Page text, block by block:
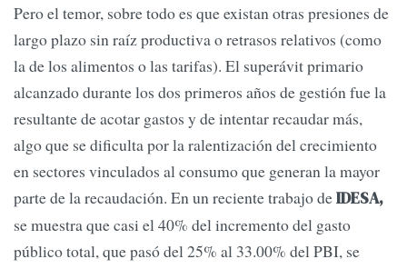
Pero el temor, sobre todo es que existan otras presiones de
largo plazo sin raíz productiva o retrasos relativos (como
la de los alimentos o las tarifas). El superávit primario
alcanzado durante los dos primeros años de gestión fue la
resultante de acotar gastos y de intentar recaudar más,
algo que se dificulta por la ralentización del crecimiento
en sectores vinculados al consumo que generan la mayor
parte de la recaudación. En un reciente trabajo deIDESA,
se muestra que casi el 40% del incremento del gasto
público total, que pasó del 25% al 33.00% del PBI, se